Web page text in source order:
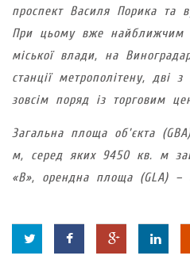
проспект Василя Порика та
При цьому вже найближчим
міської влади, на
станції метрополітену, дві
зовсім поряд із торговим
Загальна площа об’єкта
м, серед яких 9450 кв. м
«B», орендна площа (GLA)